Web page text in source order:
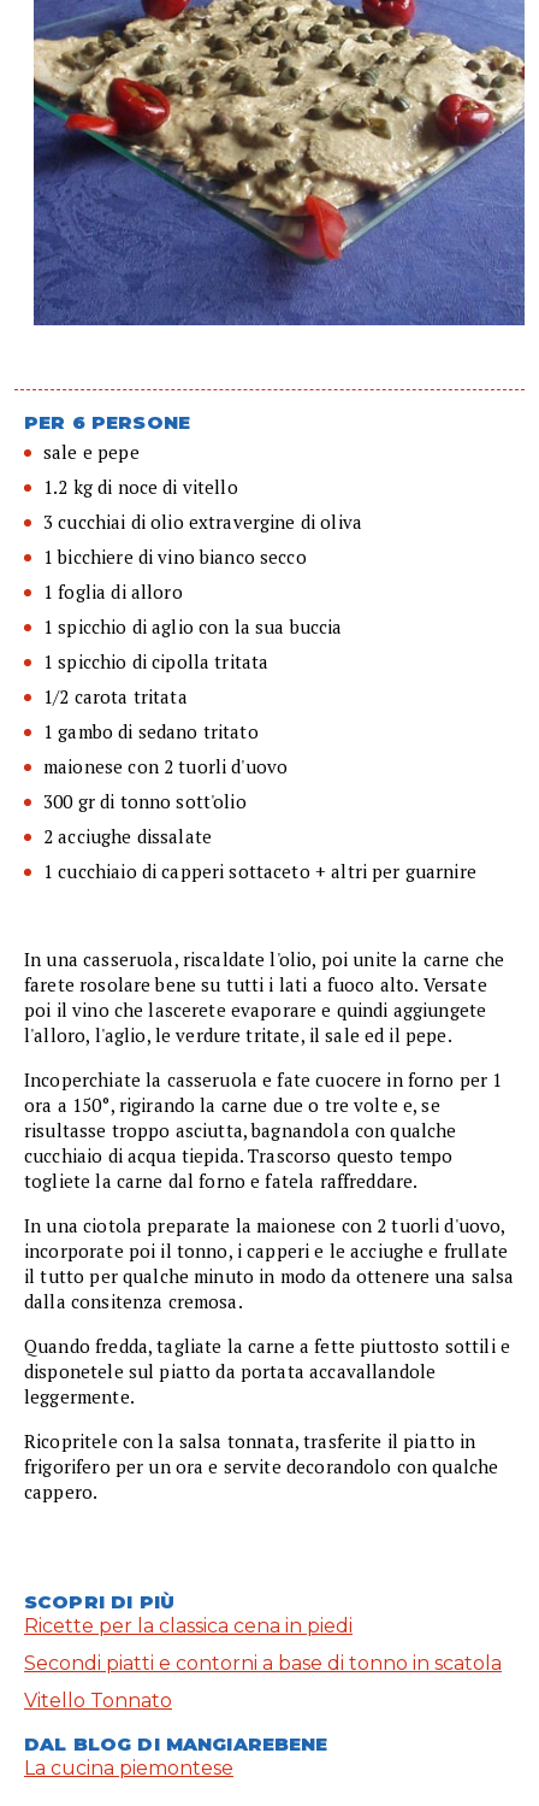
PER 6 PERSONE
sale e pepe
1.2 kg di noce di vitello
3 cucchiai di olio extravergine di oliva
1 bicchiere di vino bianco secco
1 foglia di alloro
1 spicchio di aglio con la sua buccia
1 spicchio di cipolla tritata
1/2 carota tritata
1 gambo di sedano tritato
maionese con 2 tuorli d'uovo
300 gr di tonno sott'olio
2 acciughe dissalate
1 cucchiaio di capperi sottaceto + altri per guarnire
In una casseruola, riscaldate l'olio, poi unite la carne che
farete rosolare bene su tutti i lati a fuoco alto. Versate
poi il vino che lascerete evaporare e quindi aggiungete
l'alloro, l'aglio, le verdure tritate, il sale ed il pepe.
Incoperchiate la casseruola e fate cuocere in forno per 1
ora a 150°, rigirando la carne due o tre volte e, se
risultasse troppo asciutta, bagnandola con qualche
cucchiaio di acqua tiepida. Trascorso questo tempo
togliete la carne dal forno e fatela raffreddare.
In una ciotola preparate la maionese con 2 tuorli d'uovo,
incorporate poi il tonno, i capperi e le acciughe e frullate
il tutto per qualche minuto in modo da ottenere una salsa
dalla consitenza cremosa.
Quando fredda, tagliate la carne a fette piuttosto sottili e
disponetele sul piatto da portata accavallandole
leggermente.
Ricopritele con la salsa tonnata, trasferite il piatto in
frigorifero per un ora e servite decorandolo con qualche
cappero.
SCOPRI DI PIÙ
Ricette per la classica cena in piedi
Secondi piatti e contorni a base di tonno in scatola
Vitello Tonnato
DAL BLOG DI MANGIAREBENE
La cucina piemontese